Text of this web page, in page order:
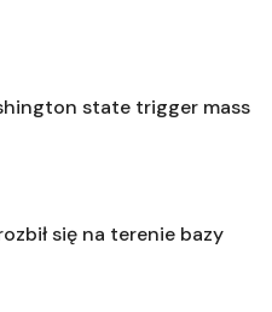
state trigger mass
się na terenie bazy